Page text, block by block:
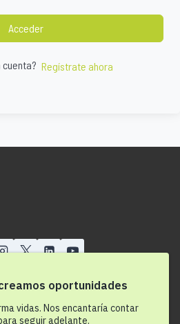
Acceder
cuenta? Regístrate ahora